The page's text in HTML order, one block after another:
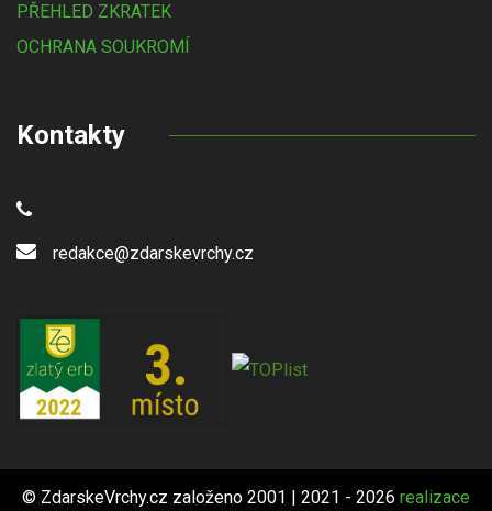
PŘEHLED ZKRATEK
OCHRANA SOUKROMÍ
Kontakty
redakce@zdarskevrchy.cz
© ZdarskeVrchy.cz založeno 2001 | 2021 - 2026 realizace